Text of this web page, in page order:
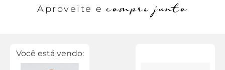
Aproveite ecompre junto
Você está vendo: